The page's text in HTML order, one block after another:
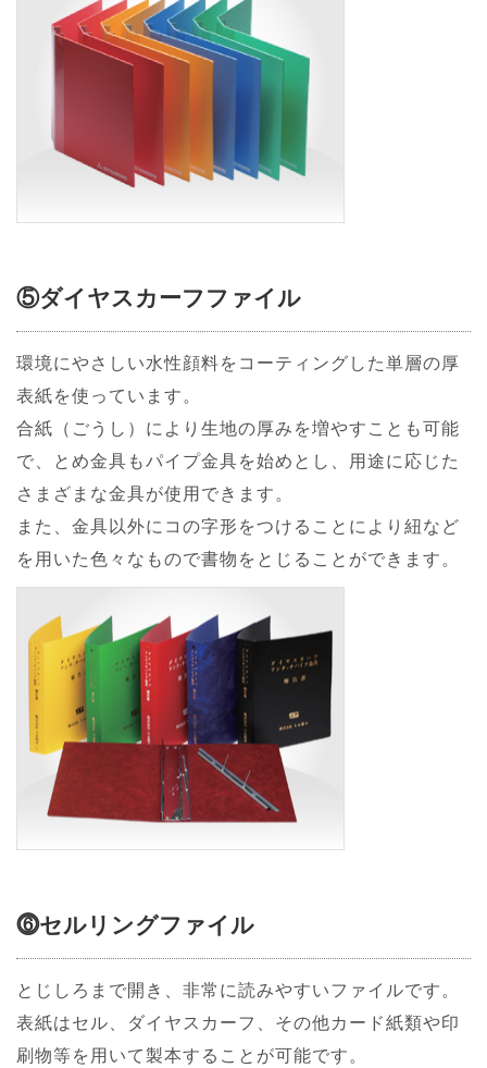
⑤ダイヤスカーフファイル
環境にやさしい水性顔料をコーティングした単層の厚
表紙を使っています。
合紙（ごうし）により生地の厚みを増やすことも可能
で、とめ金具もパイプ金具を始めとし、用途に応じた
さまざまな金具が使用できます。
また、金具以外にコの字形をつけることにより紐など
を用いた色々なもので書物をとじることができます。
⓺セルリングファイル
とじしろまで開き、非常に読みやすいファイルです。
表紙はセル、ダイヤスカーフ、その他カード紙類や印
刷物等を用いて製本することが可能です。